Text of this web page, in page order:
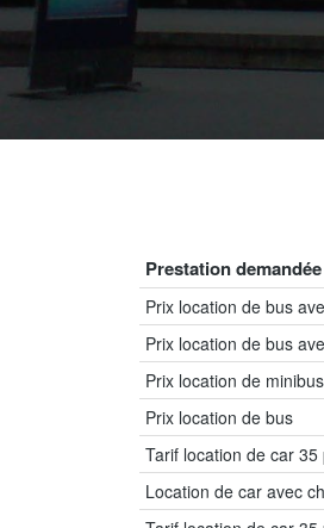
Prestation demandée
Prix location de bus
Prix location de bus
Prix location de
Prix location de bus
Tarif location de car
Location de car avec